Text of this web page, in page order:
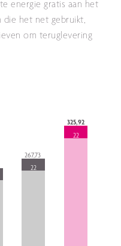
energie gratis aan het
die het net gebruikt,
om teruglevering
267,73
325,92
22
22